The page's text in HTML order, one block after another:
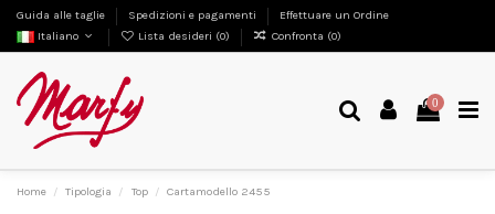
Guida alle taglie Spedizioni e pagamenti
Effettuare un Ordine
Italiano
Lista desideri (0) Confronta (0)
0
Home Tipologia Top Cartamodello 2455